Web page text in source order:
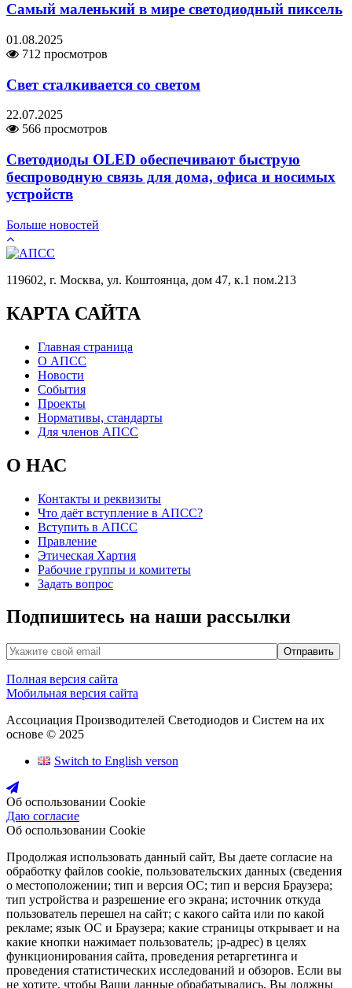
Самый маленький в мире светодиодный пиксель
01.08.2025
712 просмотров
Свет сталкивается со светом
22.07.2025
566 просмотров
Светодиоды OLED обеспечивают быструю
беспроводную связь для дома, офиса и носимых
устройств
Больше новостей
119602, г. Москва, ул. Коштоянца, дом 47, к.1 пом.213
КАРТА САЙТА
Главная страница
О АПСС
Новости
События
Проекты
Нормативы, стандарты
Для членов АПСС
О НАС
Контакты и реквизиты
Что даёт вступление в АПСС?
Вступить в АПСС
Правление
Этическая Хартия
Рабочие группы и комитеты
Задать вопрос
Подпишитесь на наши рассылки
Полная версия сайта
Мобильная версия сайта
Ассоциация Производителей Светодиодов и Систем на их
основе © 2025
Switch to English verson
Об оспользовании Cookie
Даю согласие
Об оспользовании Cookie
Продолжая использовать данный сайт, Вы даете согласие на
обработку файлов cookie, пользовательских данных (сведения
о местоположении; тип и версия ОС; тип и версия Браузера;
тип устройства и разрешение его экрана; источник откуда
пользователь перешел на сайт; с какого сайта или по какой
рекламе; язык ОС и Браузера; какие страницы открывает и на
какие кнопки нажимает пользователь; ¡р-адрес) в целях
функционирования сайта, проведения ретаргетинга и
проведения статистических исследований и обзоров. Если вы
не хотите, чтобы Ваши данные обрабатывались, Вы должны